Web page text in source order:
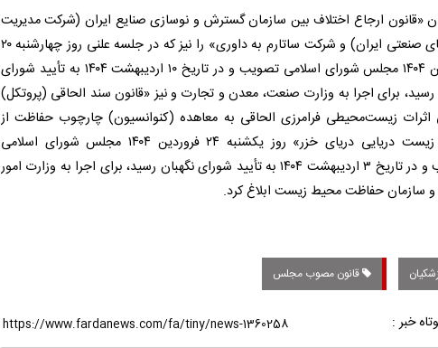
«قانون ارجاع اختلاف بین سازمان گسترش و نوسازی صنایع ایران (شرکت مدیریت
طرح‌های صنعتی ایران) و شرکت ساتارم به داوری» را نیز که در جلسه علنی روز چهارشنبه ۲۰
فروردین ۱۴۰۴ مجلس شورای اسلامی تصویب و در تاریخ ۱۰ اردیبهشت ۱۴۰۴ به تأیید شورای
رسید، برای اجرا به وزارت صنعت، معدن و تجارت و نیز «قانون سند الحاقی (پروتکل)
اثرات زیست‌محیطی فرامرزی الحاقی به معاهده (کنوانسیون) چارچوب حفاظت از
محیط زیست دریایی دریای خزر» روز یکشنبه ۲۴ فروردین ۱۴۰۴ مجلس شورای اسلامی
تصویب و در تاریخ ۳ اردیبهشت ۱۴۰۴ به تأیید شورای نگهبان رسید، برای اجرا به وزارت امور
سازمان حفاظت محیط زیست ابلاغ کرد.
قانون مصوب مجلس
خبر :